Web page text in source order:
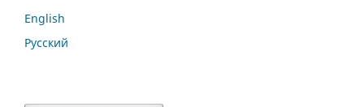
English
Русский